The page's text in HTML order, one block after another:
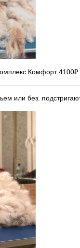
Комфорт 4100₽
или без.